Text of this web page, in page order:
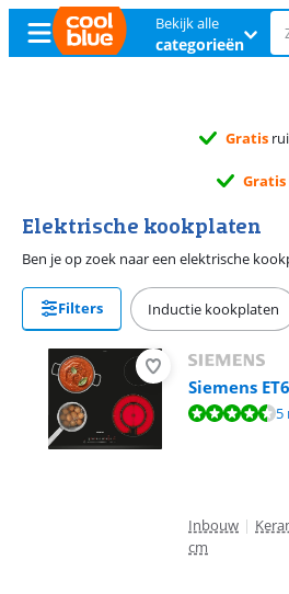
Bekijk alle
categorieën
Gratis
Gratis
Elektrische kookplaten
Filters Inductie kookplaten
Siemens
Beoordeling is 9,0 van de 10, gebaseerd 5
Inbouw |
cm